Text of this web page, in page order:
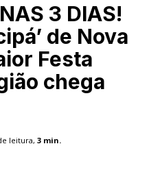
3 DIAS!
de Nova
Festa
chega
leitura, 3 min.